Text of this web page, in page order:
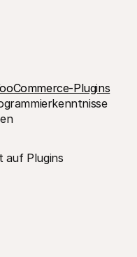
Plugins
auf Plugins